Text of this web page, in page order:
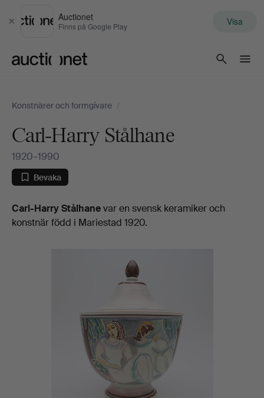
Stäng
Auctionet
Finns på Google Play Visa
Konstnärer och formgivare /
Carl-Harry Stålhane
1920–1990
Bevaka
Biografi
Carl-Harry Stålhanevar en svensk keramiker och
konstnär född i Mariestad 1920.